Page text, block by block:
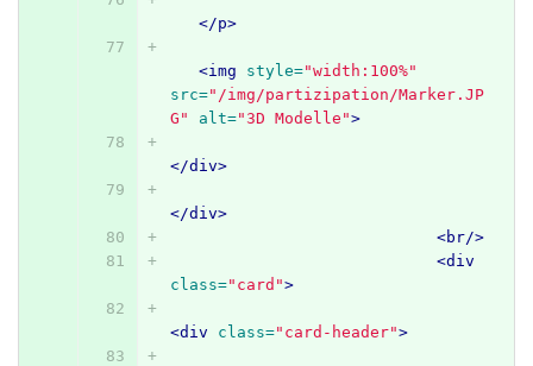
</p>
<img style="width:100%"
src="/img/partizipation/Marker.JP
G"
alt="3D Modelle">
</div>
</div>
<br/>
<div
class="card">
<div class="card-header">